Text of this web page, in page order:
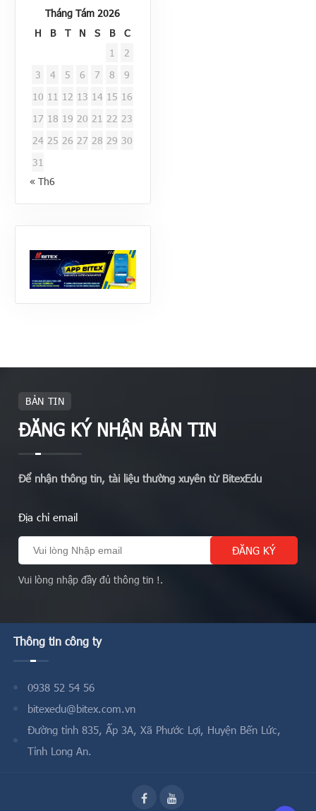
Tháng Tám 2026
H
B T N S B
C
1
2
3
4 5 6 7 8
9
10 11 12 13 14 15 16
17 18 19 20 21 22 23
24 25 26 27 28 29 30
31
« Th6
BẢN TIN
ĐĂNG KÝ NHẬN BẢN TIN
Để nhận thông tin, tài liệu thường xuyên từ BitexEdu
Địa chỉ email
Vui lòng nhập đầy đủ thông tin !.
Thông tin công ty
0938 52 54 56
bitexedu@bitex.com.vn
Đường tỉnh 835, Ấp 3A, Xã Phước Lợi, Huyện Bến Lức,
Tỉnh Long An.